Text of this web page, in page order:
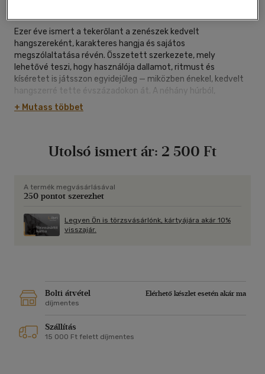
Ezer éve ismert a tekerőlant a zenészek kedvelt
hangszereként, karakteres hangja és sajátos
megszólaltatása révén. Összetett szerkezete, mely
lehetővé teszi, hogy használója dallamot, ritmust és
kíséretet is játsszon egyidejűleg — miközben énekel, kedvelt
hangszerré tette évszázadokon át. A néhány húrból,
egyszerű billentyűzetből álló hangszer — melyet egy
fakorong segítségével szólaltatnak meg — jó lehetőséget
többen érdeklődnek az érdekes zeneszerszám után, melyhez
+ Mutass többet
Utolsó ismert ár: 2 500 Ft
A termék megvásárlásával
250 pontot szerezhet
Legyen Ön is törzsvásárlónk, kártyájára akár 10%
visszajár.
Bolti átvétel
Elérhető készlet esetén akár ma
díjmentes
Szállítás
15 000 Ft felett díjmentes